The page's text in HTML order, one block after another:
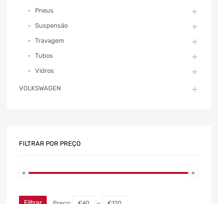
Pneus
Suspensão
Travagem
Tubos
Vidros
VOLKSWAGEN
FILTRAR POR PREÇO